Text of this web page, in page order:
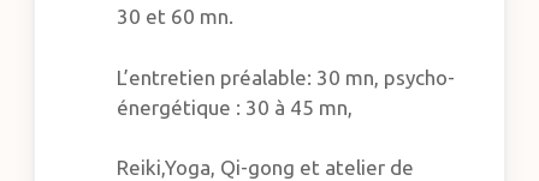
30 et 60 mn.
L’entretien préalable: 30 mn, psycho-
énergétique : 30 à 45 mn,
Reiki,Yoga, Qi-gong et atelier de